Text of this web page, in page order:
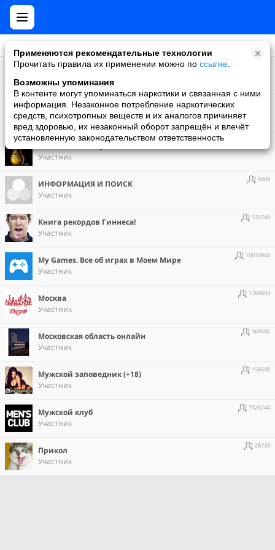
Применяются рекомендательные технологии
Прочитать правила их применении можно по ссылке
Возможны упоминания
В контенте могут упоминаться наркотики и связанная с ними
информация. Незаконное потребление наркотических
средств, психотропных веществ и их аналогов причиняет
вред здоровью, их незаконный оборот запрещён и влечёт
установленную законодательством ответственность
!!! ЗА ЗДОРОВЫЙ УРОЖАЙ !!!
Участник
ROCK MUSIC
Участник
ROCK-community MUSIC-7
Участник
ИНФОРМАЦИЯ И ПОИСК
Участник
4009
Книга рекордов Гиннеса!
Участник
125740
Мy Games. Все об играх в Моем Мире
Участник
10010948
Москва
Участник
1789893
Московская область онлайн
Участник
369506
Мужской заповедник (+18)
Участник
158508
Мужской клуб
Участник
7326244
Прикол
Участник
28739